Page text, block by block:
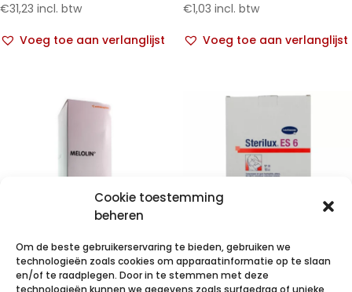
Cookie toestemming
beheren
Om de beste gebruikerservaring te bieden, gebruiken we
technologieën zoals cookies om apparaatinformatie op te slaan
en/of te raadplegen. Door in te stemmen met deze
technologieën kunnen we gegevens zoals surfgedrag of unieke
€31,23 incl. btw
Voeg toe aan verlanglijst
€1,03 incl. btw
Voeg toe aan verlanglijst
MELOLIN KP STERILUX ES6-